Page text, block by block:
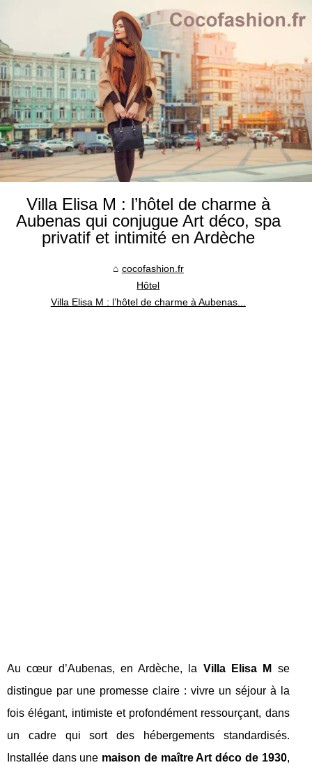
Villa Elisa M : l’hôtel de charme à
Aubenas qui conjugue Art déco, spa
privatif et intimité en Ardèche
cocofashion.fr
Hôtel
Villa Elisa M : l’hôtel de charme à Aubenas...
Au cœur d’Aubenas, en Ardèche, la Villa Elisa M
se
distingue par une promesse claire : vivre un séjour à la
fois élégant, intimiste et profondément ressourçant, dans
un cadre qui sort des hébergements standardisés.
Installée dans une maison de maître Art déco de 1930,